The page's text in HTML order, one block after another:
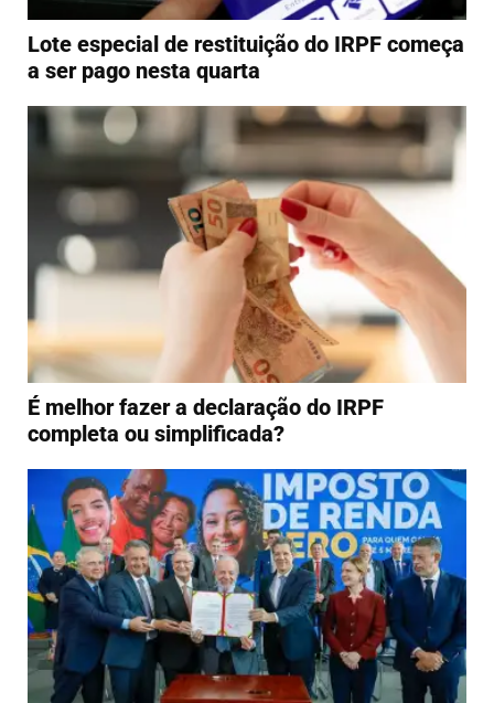
Lote especial de restituição do IRPF começa
a ser pago nesta quarta
É melhor fazer a declaração do IRPF
completa ou simplificada?